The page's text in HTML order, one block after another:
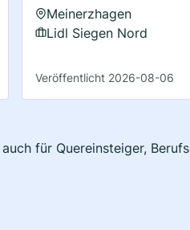
Meinerzhagen
Lidl Siegen Nord
Veröffentlicht 2026-08-06
für Quereinsteiger,